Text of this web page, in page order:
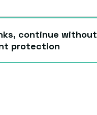
continue without
protection